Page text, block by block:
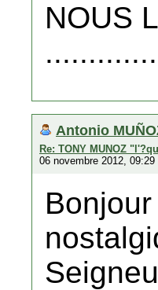
NOUS
Antonio
Re: TONY MUNOZ
06 novembre 2012, 09:29